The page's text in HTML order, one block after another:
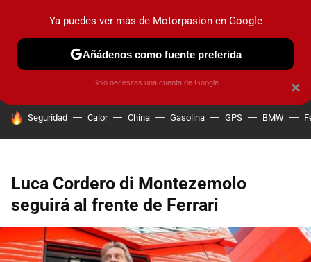
PRUEBAS COCHES ELÉCTRICOS OBSERVATORIO
HOY SE HABLA DE
Seguridad Calor China Gasolina GPS BMW
Luca Cordero di Montezemolo
seguirá al frente de Ferrari
×
Ya puedes ver más de Motorpasion en Google
Añádenos como fuente preferida
Solo necesitas una cuenta de Google